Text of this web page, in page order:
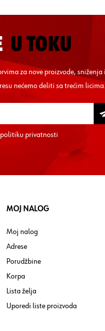
U TOKU
za nove proizvode,
nećemo deliti sa trećim licima.
politiku privatnosti
MOJ NALOG
Moj nalog
Adrese
Porudžbine
Korpa
Lista želja
Uporedi liste proizvoda